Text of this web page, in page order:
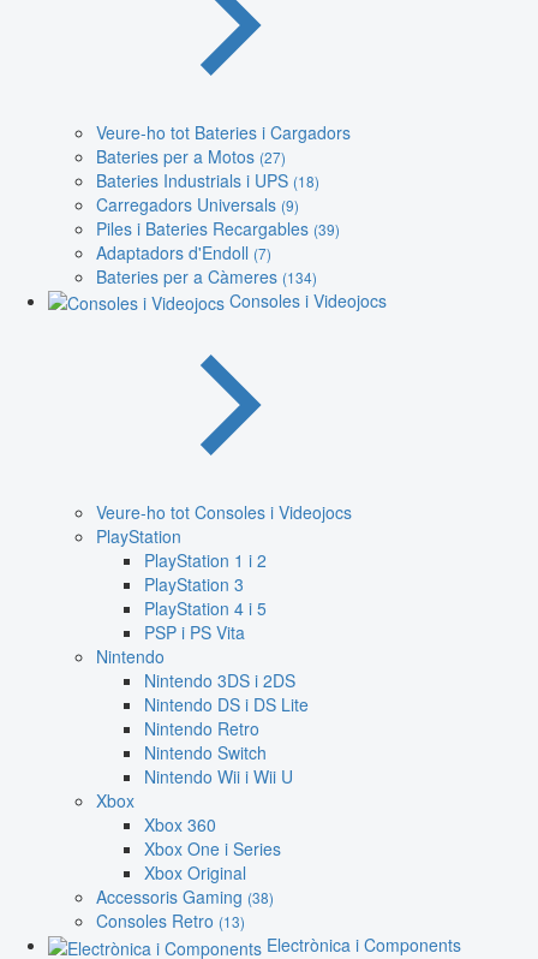
Veure-ho tot Bateries i Cargadors
Bateries per a Motos (27)
Bateries Industrials i UPS (18)
Carregadors Universals (9)
Piles i Bateries Recargables (39)
Adaptadors d'Endoll (7)
Bateries per a Càmeres (134)
Consoles i Videojocs
Veure-ho tot Consoles i Videojocs
PlayStation
PlayStation 1 i 2
PlayStation 3
PlayStation 4 i 5
PSP i PS Vita
Nintendo
Nintendo 3DS i 2DS
Nintendo DS i DS Lite
Nintendo Retro
Nintendo Switch
Nintendo Wii i Wii U
Xbox
Xbox 360
Xbox One i Series
Xbox Original
Accessoris Gaming (38)
Consoles Retro (13)
Electrònica i Components